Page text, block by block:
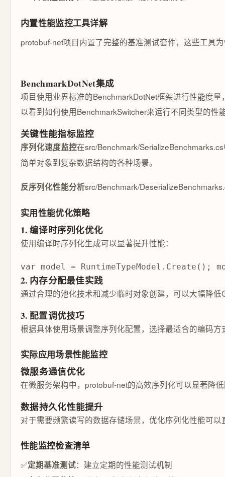
内置性能监控工具详解
protobuf-net项目内置了完整的基准测试套件，这些工具
BenchmarkDotNet集成
项目使用业界标准的BenchmarkDotNet框架进行性能度
以看到如何使用BenchmarkSwitcher来运行不同类型的性
关键性能指标监控
序列化速度监控在src/Benchmark/
简单对象到复杂数据结构的各种场景。
反序列化性能分析src/Benchmark/
实用性能优化策略
1. 编译时序列化优化
使用编译时序列化生成可以显著提升性能：
var model = RuntimeTypeModel.Create();
2. 内存分配最佳实践
通过合理的池化技术和减少临时对象创建，可以大幅降
3. 配置调优技巧
根据具体使用场景调整序列化配置，选择最适合的编码方
实际应用场景性能监控
微服务通信优化
在微服务架构中，protobuf-net的高效序列化可以显著降
数据持久化性能提升
对于需要频繁读写的数据存储场景，优化序列化性能可
性能监控检查清单
✅定期基准测试：建立定期的性能测试机制